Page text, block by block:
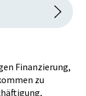
Finanzierung,
zu